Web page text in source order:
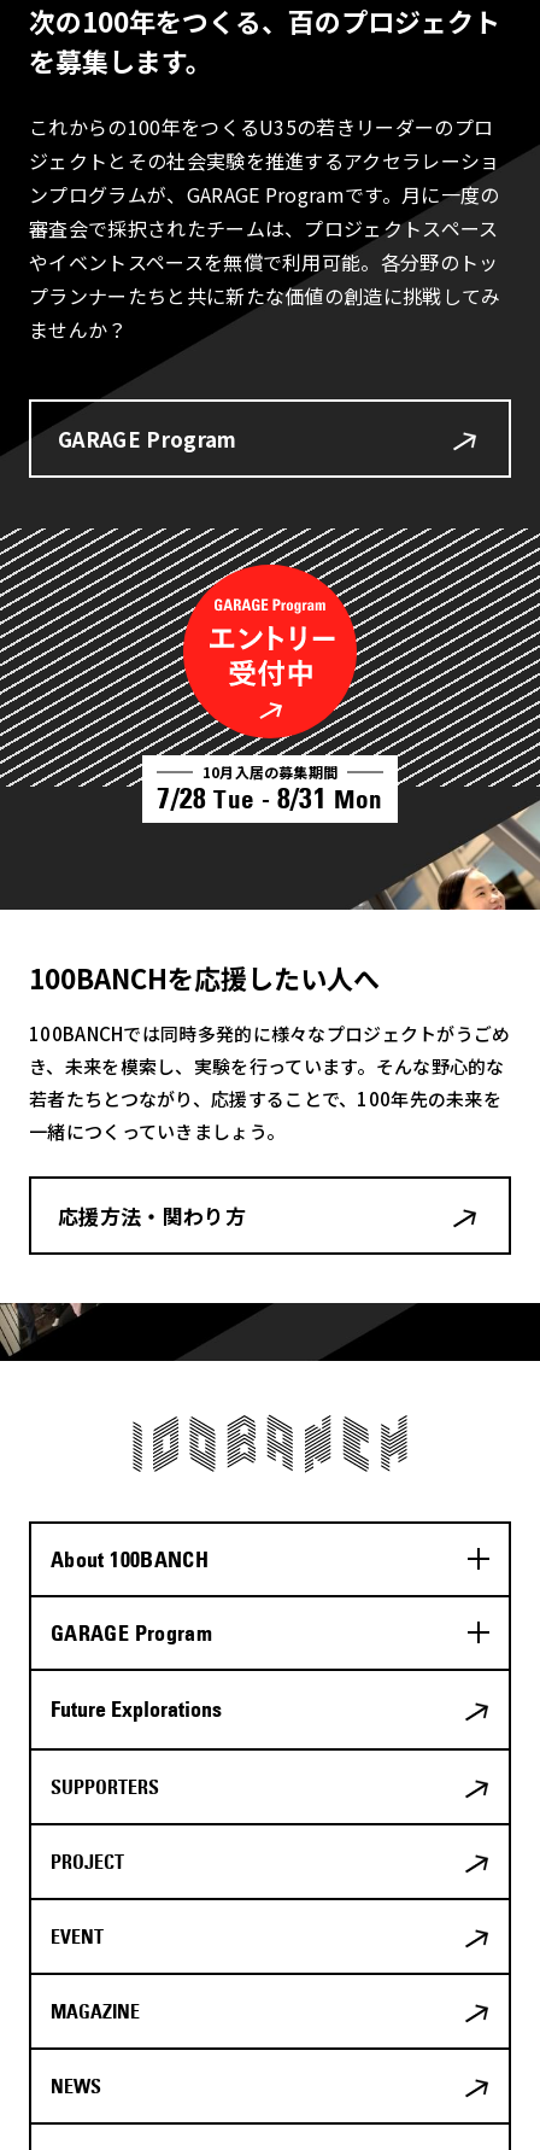
次の100年をつくる、百のプロジェクト
を募集します。
これからの100年をつくるU35の若きリーダーのプロ
ジェクトとその社会実験を推進するアクセラレーショ
ンプログラムが、GARAGE Programです。月に一度の
審査会で採択されたチームは、プロジェクトスペース
やイベントスペースを無償で利用可能。各分野のトッ
プランナーたちと共に新たな価値の創造に挑戦してみ
ませんか？
GARAGE Program
10月入居の募集期間
7/28 Tue - 8/31 Mon
100BANCHを応援したい人へ
100BANCHでは同時多発的に様々なプロジェクトがうごめ
き、未来を模索し、実験を行っています。そんな野心的な
若者たちとつながり、応援することで、100年先の未来を
一緒につくっていきましょう。
応援方法・関わり方
About 100BANCH
GARAGE Program
Future Explorations
SUPPORTERS
PROJECT
EVENT
MAGAZINE
NEWS